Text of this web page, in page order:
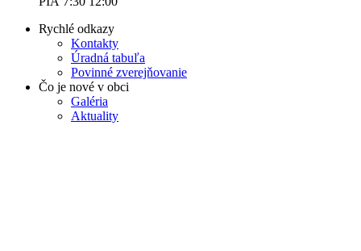
Rychlé odkazy
Kontakty
Úradná tabuľa
Povinné zverejňovanie
Čo je nové v obci
Galéria
Aktuality